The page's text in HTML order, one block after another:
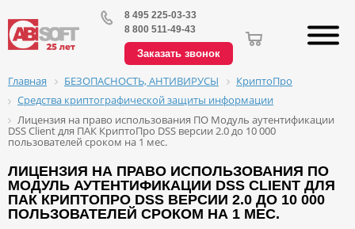
8 495 225-03-33
8 800 511-49-43
Заказать звонок
Главная БЕЗОПАСНОСТЬ, АНТИВИРУСЫ
КриптоПро
Средства криптографической защиты информации
Лицензия на право использования ПО Модуль аутентификации
DSS Client для ПАК КриптоПро DSS версии 2.0 до 10 000
пользователей сроком на 1 мес.
ЛИЦЕНЗИЯ НА ПРАВО ИСПОЛЬЗОВАНИЯ ПО
МОДУЛЬ АУТЕНТИФИКАЦИИ DSS CLIENT ДЛЯ
ПАК КРИПТОПРО DSS ВЕРСИИ 2.0 ДО 10 000
ПОЛЬЗОВАТЕЛЕЙ СРОКОМ НА 1 МЕС.